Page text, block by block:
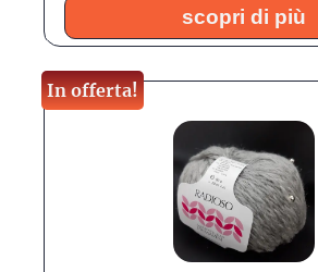
scopri di più
In offerta!